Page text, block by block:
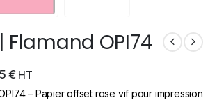
Flamand OPI74
€ HT
– Papier offset rose vif pour impression